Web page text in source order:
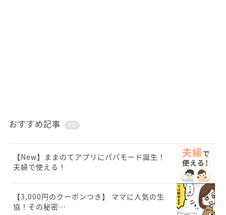
おすすめ記事 PR
【New】ままのてアプリにパパモード誕生！
夫婦で使える！
【3,000円のクーポンつき】 ママに人気の生
協！その秘密…